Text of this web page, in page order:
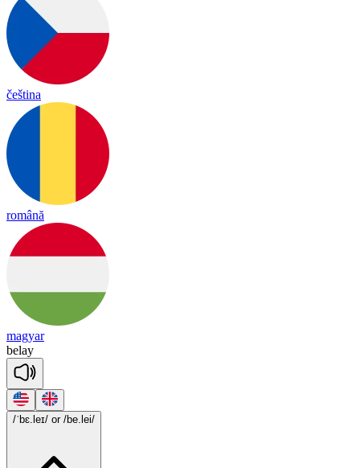
čeština
română
magyar
belay
/ˈbɛ.leɪ/ or /be.lei/